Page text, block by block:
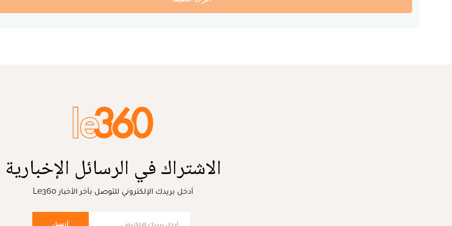
الاشتراك في الرسائل الإخبارية
أدخل بريدك الإلكتروني للتوصل بآخر الأخبار Le360
أرسل